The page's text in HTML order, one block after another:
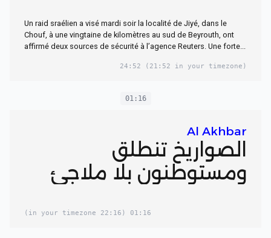
Un raid sraélien a visé mardi soir la localité de Jiyé, dans le
Chouf, à une vingtaine de kilomètres au sud de Beyrouth, ont
affirmé deux sources de sécurité à l’agence Reuters. Une forte...
24:52 (21:52 in your timezone)
01:16
Al Akhbar
الصواريخ تنطلق
ومستوطنون بلا ملاجئ
01:16
(22:16 in your timezone)